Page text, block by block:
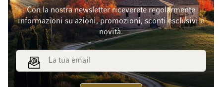
Con la nostra newsletter riceverete regolarmente
informazioni su azioni, promozioni, sconti esclusivi e
novità.
Indirizzo email